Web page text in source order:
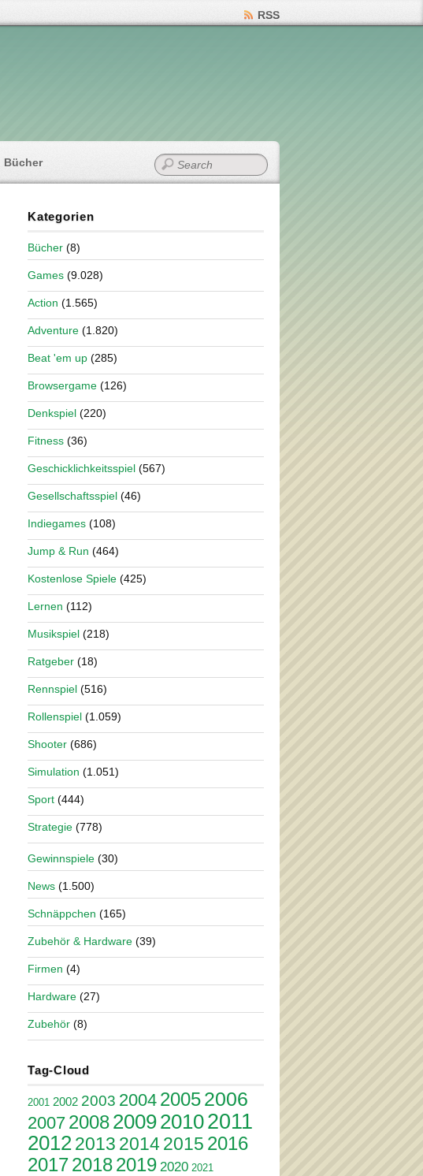
RSS
Bücher
Kategorien
Bücher (8)
Games (9.028)
Action (1.565)
Adventure (1.820)
Beat 'em up (285)
Browsergame (126)
Denkspiel (220)
Fitness (36)
Geschicklichkeitsspiel (567)
Gesellschaftsspiel (46)
Indiegames (108)
Jump & Run (464)
Kostenlose Spiele (425)
Lernen (112)
Musikspiel (218)
Ratgeber (18)
Rennspiel (516)
Rollenspiel (1.059)
Shooter (686)
Simulation (1.051)
Sport (444)
Strategie (778)
Gewinnspiele (30)
News (1.500)
Schnäppchen (165)
Zubehör & Hardware (39)
Firmen (4)
Hardware (27)
Zubehör (8)
Tag-Cloud
2001 2002 2003 2004 20052006
2007 2008200920102011
20122013 20142015 2016
201720182019 2020 2021